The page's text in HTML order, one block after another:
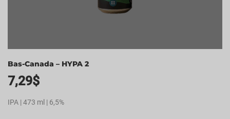
Bas-Canada – HYPA 2
7,29$
IPA | 473 ml | 6,5%